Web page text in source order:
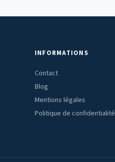
INFORMATIONS
Contact
Blog
Mentions légales
Politique de confidentialité